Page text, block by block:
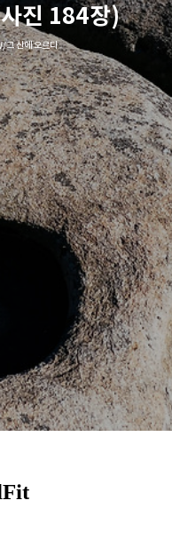
진 184장)
그 산에 오르다